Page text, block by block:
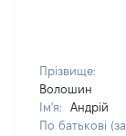
Прізвище:
Волошин
Ім'я:
Андрій
По батькові (за